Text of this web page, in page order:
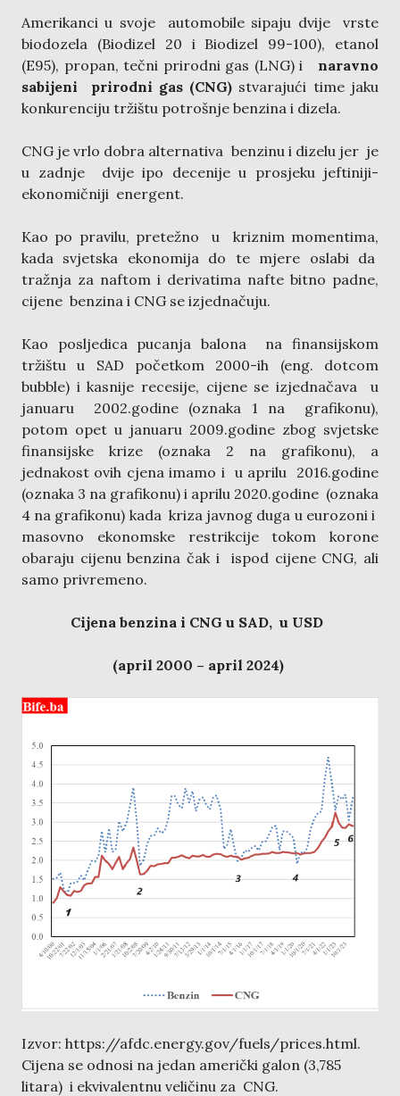
Amerikanci u svoje automobile sipaju dvije vrste
biodozela (Biodizel 20 i Biodizel 99-100), etanol
(E95), propan, tečni prirodni gas (LNG) i
naravno
sabijeni prirodni gas (CNG) stvarajući time jaku
konkurenciju tržištu potrošnje benzina i dizela.
CNG je vrlo dobra alternativa benzinu i dizelu jer je
u zadnje dvije ipo decenije u prosjeku jeftiniji-
ekonomičniji energent.
Kao po pravilu, pretežno u kriznim momentima,
kada svjetska ekonomija do te mjere oslabi da
tražnja za naftom i derivatima nafte bitno padne,
cijene benzina i CNG se izjednačuju.
Kao posljedica pucanja balona na finansijskom
tržištu u SAD početkom 2000-ih (eng. dotcom
bubble) i kasnije recesije, cijene se izjednačava u
januaru 2002.godine (oznaka 1 na grafikonu),
potom opet u januaru 2009.godine zbog svjetske
finansijske krize (oznaka 2 na grafikonu), a
jednakost ovih cjena imamo i u aprilu 2016.godine
(oznaka 3 na grafikonu) i aprilu 2020.godine (oznaka
4 na grafikonu) kada kriza javnog duga u eurozoni i
masovno ekonomske restrikcije tokom korone
obaraju cijenu benzina čak i ispod cijene CNG, ali
samo privremeno.
Cijena benzina i CNG u SAD, u USD
(april 2000 – april 2024)
Izvor: https://afdc.energy.gov/fuels/prices.html.
Cijena se odnosi na jedan američki galon (3,785
litara) i ekvivalentnu veličinu za CNG.